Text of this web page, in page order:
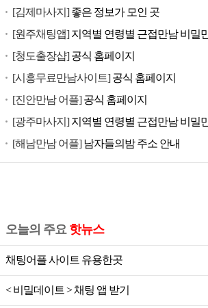
[김제마사지]좋은 정보가 모인 곳
[원주채팅앱]지역별 연령별 근접만남 비밀
[청도출장샵]공식 홈페이지
[시흥무료만남사이트]공식 홈페이지
[진안만남 어플]공식 홈페이지
[광주마사지]지역별 연령별 근접만남 비밀
[해남만남 어플]남자들의밤 주소 안내
오늘의 주요핫뉴스
채팅어플 사이트 유용한곳
< 비밀데이트 > 채팅 앱 받기